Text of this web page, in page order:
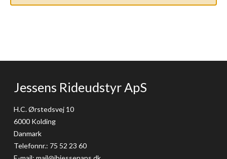
Jessens Rideudstyr ApS
H.C. Ørstedsvej 10
6000 Kolding
Danmark
Telefonnr.: 75 52 23 60